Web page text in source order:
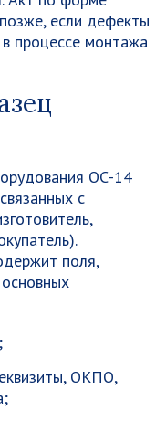
если дефекты
процессе монтажа
ОС-14
с
поля,
ОКПО,